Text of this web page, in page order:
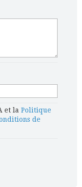
et la Politique
de